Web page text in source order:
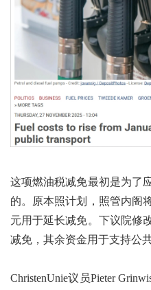
这项燃油税减免最初是为了
的。原本照计划，照管内阁
元用于延长减免。下议院修
减免，其余资金用于支持公共
ChristenUnie议员Pieter